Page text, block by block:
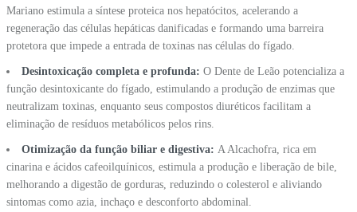
Mariano estimula a síntese proteica nos hepatócitos, acelerando a
regeneração das células hepáticas danificadas e formando uma barreira
protetora que impede a entrada de toxinas nas células do fígado.
Desintoxicação completa e profunda: O Dente de Leão potencializa a
função desintoxicante do fígado, estimulando a produção de enzimas que
neutralizam toxinas, enquanto seus compostos diuréticos facilitam a
eliminação de resíduos metabólicos pelos rins.
Otimização da função biliar e digestiva: A Alcachofra, rica em
cinarina e ácidos cafeoilquínicos, estimula a produção e liberação de bile,
melhorando a digestão de gorduras, reduzindo o colesterol e aliviando
sintomas como azia, inchaço e desconforto abdominal.